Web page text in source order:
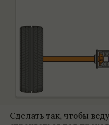
Сде­лать так, чтобы